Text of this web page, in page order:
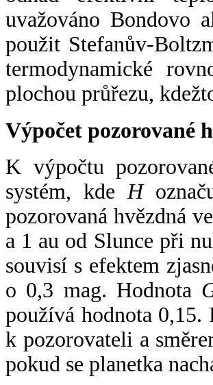
uvažováno Bondovo
použit Stefanův-
termodynamické
plochou průřezu,
Výpočet pozorované
K výpočtu
systém, kde H
pozorovaná hvězdná
a 1 au od Slunce při
souvisí s efektem
o 0,3 mag. Hodnota
používá hodnota
k pozorovateli a
pokud se planetka